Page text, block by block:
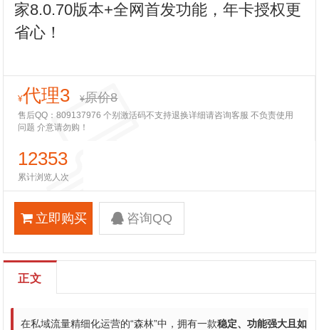
家8.0.70版本+全网首发功能，年卡授权更
省心！
¥代理3 ¥原价8
售后QQ：809137976 个别激活码不支持退换详细请咨询客服 不负责使用
问题 介意请勿购！
12353
累计浏览人次
立即购买 咨询QQ
正文
在私域流量精细化运营的“森林”中，拥有一款稳定、功能强大且如